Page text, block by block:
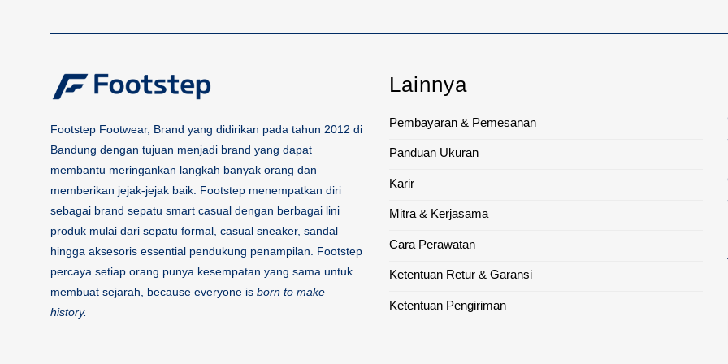
Footstep Footwear, Brand yang didirikan pada tahun 2012 di
Bandung dengan tujuan menjadi brand yang dapat
membantu meringankan langkah banyak orang dan
memberikan jejak-jejak baik. Footstep menempatkan diri
sebagai brand sepatu smart casual dengan berbagai lini
produk mulai dari sepatu formal, casual sneaker, sandal
hingga aksesoris essential pendukung penampilan. Footstep
percaya setiap orang punya kesempatan yang sama untuk
membuat sejarah, because everyone is born to make
history.
Lainnya
Pembayaran & Pemesanan
Panduan Ukuran
Karir
Mitra & Kerjasama
Cara Perawatan
Ketentuan Retur & Garansi
Ketentuan Pengiriman